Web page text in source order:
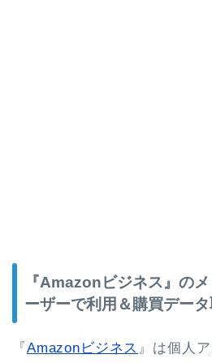
『Amazonビジネス』の
ーザーで利用＆購買デー
『Amazonビジネス 』は個人